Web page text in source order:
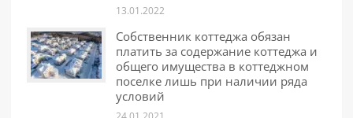
13.01.2022
Собственник коттеджа обязан
платить за содержание коттеджа и
общего имущества в коттеджном
поселке лишь при наличии ряда
условий